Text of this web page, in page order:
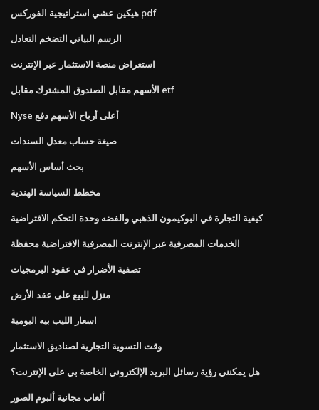
هيكين عشي استراتيجية الفوركس pdf
الرسم البياني التضخم التعادل
استعراض منصة الاستثمار عبر الإنترنت
الأسهم مقابل الصندوق المشترك مقابل etf
Nyse أعلى أرباح الأسهم دفع
صيغة حساب معدل السندات
بحث أساس الأسهم
مخطط السياسة الهندية
كيفية التجارة في البوكيمون الذهبي والفضه وحدة التحكم الافتراضية
الخدمات المصرفية عبر الإنترنت المصرفية الافتراضية محفظة
تصفية الأضرار في عقود البرمجيات
منزل للبيع على عقد الأرض
اسعار الليب بيه اليومية
وقت التسوية التجارية لصناديق الاستثمار
هل يمكنني رؤية رسائل البريد الإلكتروني الخاصة بي على الإنترنت؟
ألعاب مجانية ألبوم الصور